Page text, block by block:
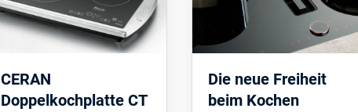
CERAN
Doppelkochplatte CT
Die neue Freiheit
beim Kochen